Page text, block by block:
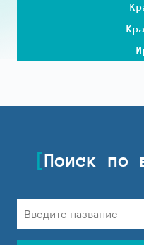
Поиск по